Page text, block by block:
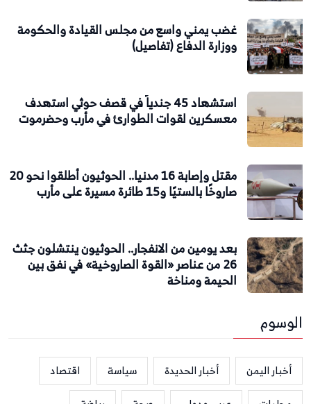
غضب يمني واسع من مجلس القيادة والحكومة
ووزارة الدفاع (تفاصيل)
استشهاد 45 جندياً في قصف حوثي استهدف
معسكرين لقوات الطوارئ في مأرب وحضرموت
مقتل وإصابة 16 مدنيا.. الحوثيون أطلقوا نحو 20
صاروخًا بالستيًا و15 طائرة مسيرة على مأرب
بعد يومين من الانفجار.. الحوثيون ينتشلون جثث
26 من عناصر «القوة الصاروخية» في نفق بين
الحيمة ومناخة
الوسوم
أخبار اليمن أخبار الحديدة سياسة
اقتصاد